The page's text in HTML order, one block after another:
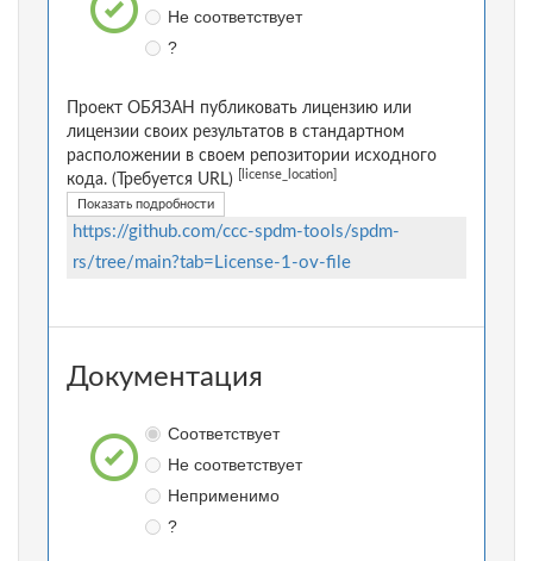
Не соответствует
?
Проект ОБЯЗАН публиковать лицензию или
лицензии своих результатов в стандартном
расположении в своем репозитории исходного
кода. (Требуется URL)
[license_location]
Показать подробности
https://github.com/ccc-spdm-tools/spdm-
rs/tree/main?tab=License-1-ov-file
Документация
Соответствует
Не соответствует
Неприменимо
?